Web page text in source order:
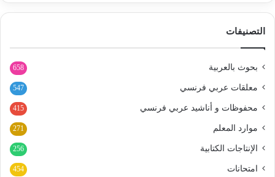
التصنيفات
بحوث بالعربية 658
معلقات عربي فرنسي 547
محفوظات و أناشيد عربي فرنسي 415
موارد المعلم 271
الإنتاجات الكتابية 256
امتحانات 454